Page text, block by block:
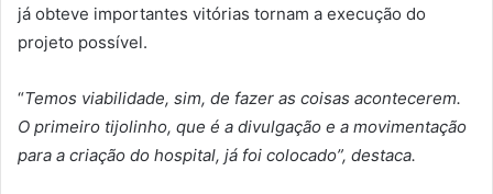
já obteve importantes vitórias tornam a execução do
projeto possível.
“Temos viabilidade, sim, de fazer as coisas acontecerem.
O primeiro tijolinho, que é a divulgação e a movimentação
para a criação do hospital, já foi colocado”, destaca.